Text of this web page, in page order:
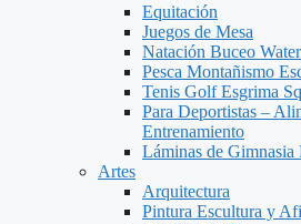
Equitación
Juegos de Mesa
Natación Buceo
Pesca Montañismo
Tenis Golf Esgrima
Para Deportistas –
Entrenamiento
Láminas de Gimnasia
Artes
Arquitectura
Pintura Escultura y